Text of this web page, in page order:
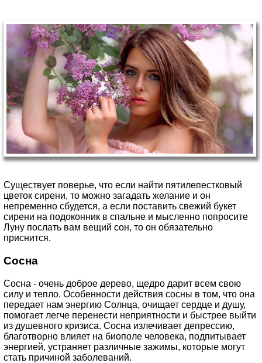
Существует поверье, что если найти пятилепестковый
цветок сирени, то можно загадать желание и он
непременно сбудется, а если поставить свежий букет
сирени на подоконник в спальне и мысленно попросите
Луну послать вам вещий сон, то он обязательно
приснится.
Сосна
Сосна - очень доброе дерево, щедро дарит всем свою
силу и тепло. Особенности действия сосны в том, что она
передает нам энергию Солнца, очищает сердце и душу,
помогает легче перенести неприятности и быстрее выйти
из душевного кризиса. Сосна излечивает депрессию,
благотворно влияет на биополе человека, подпитывает
энергией, устраняет различные зажимы, которые могут
стать причиной заболеваний.